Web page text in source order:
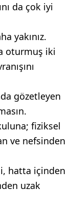
da çok iyi
yakınız.
oturmuş iki
gözetleyen
fiziksel
ve nefsinden
hatta içinden
uzak